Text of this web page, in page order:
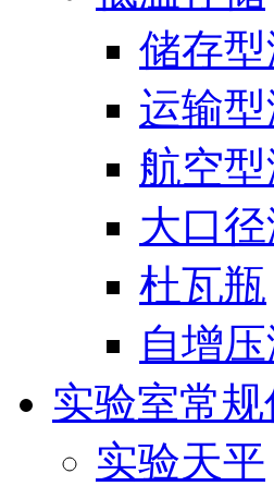
储存
运输
航空
大口
杜瓦瓶
自增
实验室常规
实验天平